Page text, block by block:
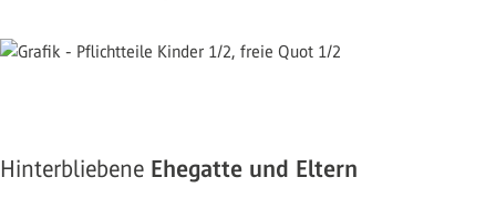
Hinterbliebene Ehegatte und Eltern